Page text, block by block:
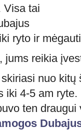
Visa tai
ryto ir
jums reikia
nuo kitų
iki 4-5 am
ten draugui